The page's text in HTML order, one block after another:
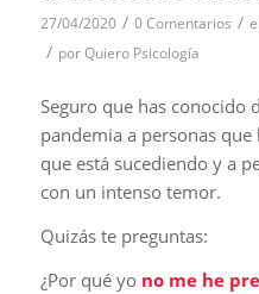
27/04/2020 / 0 Comentarios /
/ porQuiero Psicología
Seguro que has conocido
pandemia a personas
que está sucediendo y a
con un intenso temor.
Quizás te preguntas:
¿Por qué yo no me he